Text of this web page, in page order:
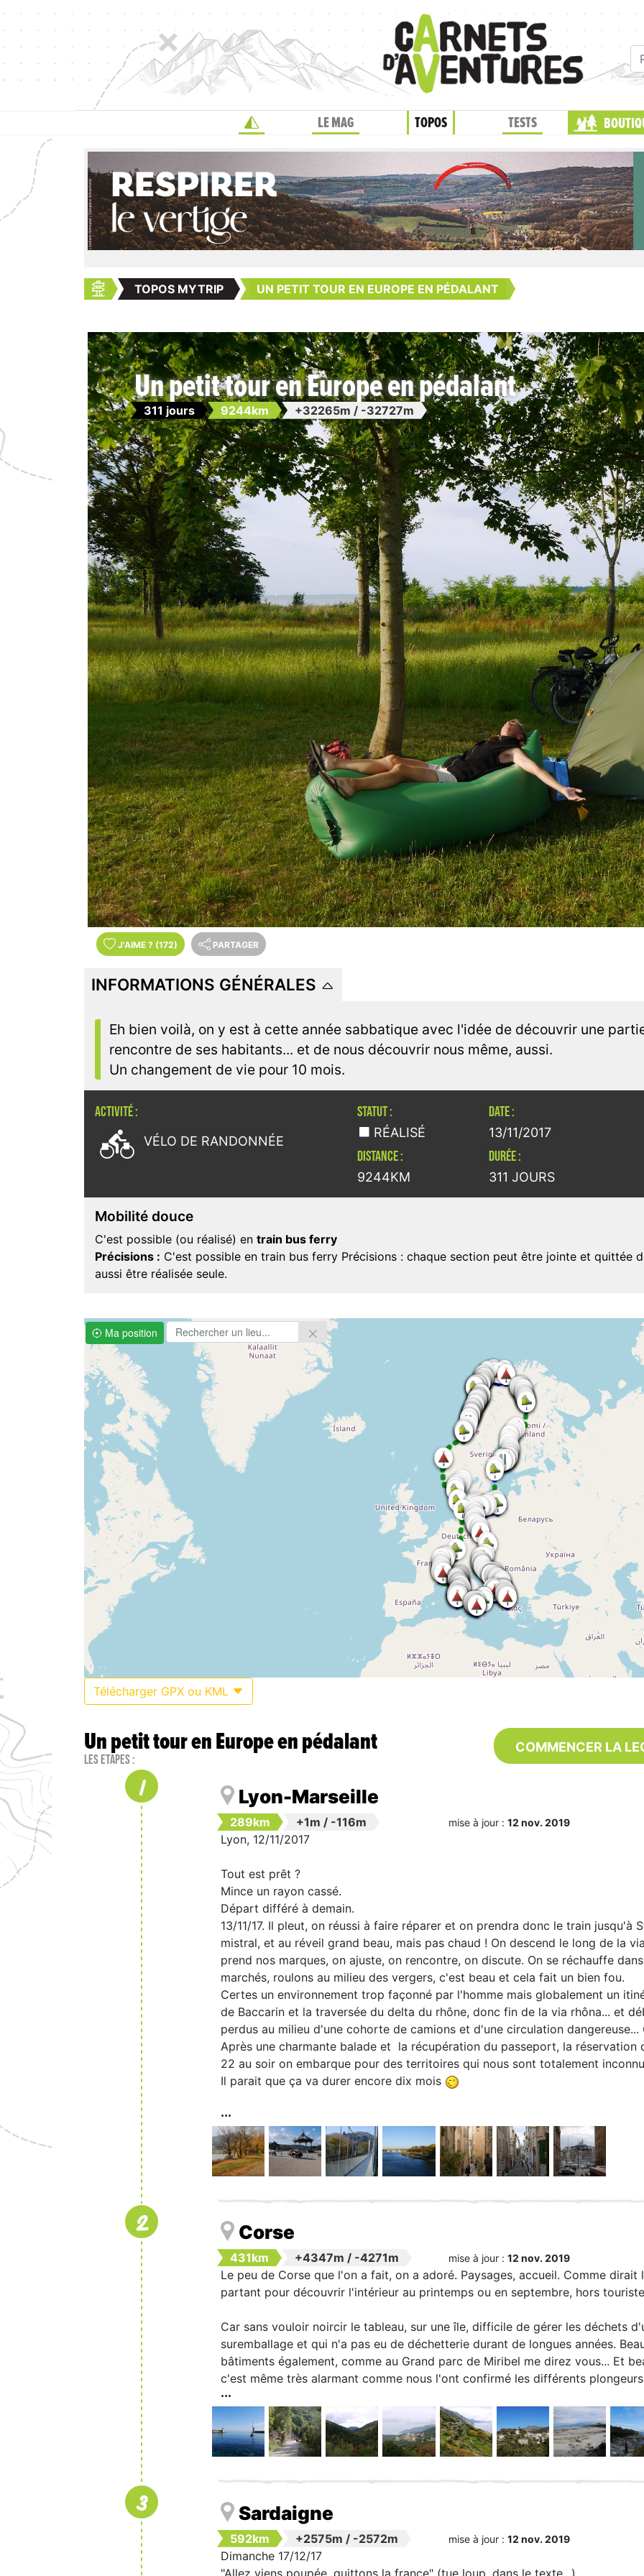
LE MAG TOPOS TESTS
TOPOS MYTRIP UN PETIT TOUR EN EUROPE EN PÉDALANT
Un petit tour en Europe en pédalant
311 jours 9244km +32265m / -32727m
J'AIME ? (172) PARTAGER
INFORMATIONS GÉNÉRALES
Eh bien voilà, on y est à cette année sabbatique avec l'idée de découvrir une
rencontre de ses habitants... et de nous découvrir nous même, aussi.
Un changement de vie pour 10 mois.
ACTIVITÉ :
 VÉLO DE RANDONNÉE
STATUT :
RÉALISÉ
DISTANCE :
9244KM
DATE :
13/11/2017
DURÉE :
311 JOURS
Mobilité douce
C'est possible (ou réalisé) en train bus ferry
Précisions : C'est possible en train bus ferry Précisions : chaque section peut être jointe et quittée
aussi être réalisée seule.
Ma position
Télécharger GPX ou KML
Un petit tour en Europe en pédalant
Les étapes :
COMMENCER LA
1 Lyon-Marseille
289km +1m / -116m mise à jour : 12 nov. 2019
Lyon, 12/11/2017
Tout est prêt ?
Mince un rayon cassé.
Départ différé à demain.
13/11/17. Il pleut, on réussi à faire réparer et on prendra donc le train jusqu'à
mistral, et au réveil grand beau, mais pas chaud ! On descend le long de la
prend nos marques, on ajuste, on rencontre, on discute. On se réchauffe
marchés, roulons au milieu des vergers, c'est beau et cela fait un bien fou.
Certes un environnement trop façonné par l'homme mais globalement un
de Baccarin et la traversée du delta du rhône, donc fin de la via rhôna... et
perdus au milieu d'une cohorte de camions et d'une circulation
Après une charmante balade et la récupération du passeport, la réservation
22 au soir on embarque pour des territoires qui nous sont totalement
Il parait que ça va durer encore dix mois
2 Corse
431km +4347m / -4271m mise à jour : 12 nov. 2019
Le peu de Corse que l'on a fait, on a adoré. Paysages, accueil. Comme
partant pour découvrir l'intérieur au printemps ou en septembre, hors
Car sans vouloir noircir le tableau, sur une île, difficile de gérer les déchets
suremballage et qui n'a pas eu de déchetterie durant de longues années.
bâtiments également, comme au Grand parc de Miribel me direz vous... Et
c'est même très alarmant comme nous l'ont confirmé les différents
3 Sardaigne
592km +2575m / -2572m mise à jour : 12 nov. 2019
Dimanche 17/12/17
"Allez viens poupée, quittons la france" (tue loup, dans le texte...)